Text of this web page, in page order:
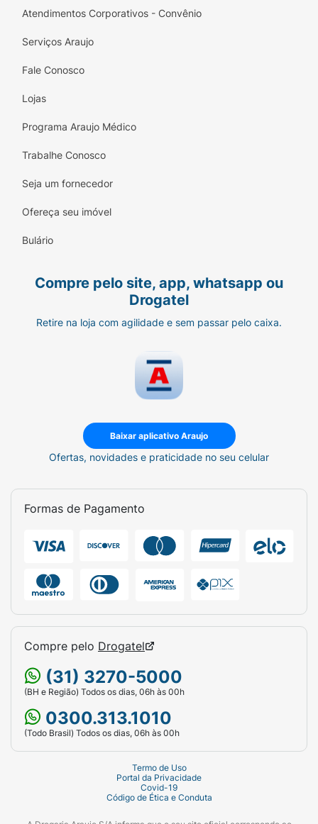
ATENTAMENTE ANTES DE INICIAR O
TRATAMENTO.I- IDENTIFICAÇÃO DO
mg, 100 mg e 200 mg comprimidos
dispersíveis são apresentados em
embalagens contendo 30 comprimidos.
(ACIMA DE 2 ANOS).
COMPOSIÇÃO:
q.s.p.....................................................................................1
comprimido Cada comprimido dispersível de
Lamictal 25 mg contém:
q.s.p*.....................................................................................1
comprimido Cada comprimido dispersível de
Lamictal 50 mg contém:
mg excipientes
q.s.p*.....................................................................................1
comprimido
Cada comprimido dispersível de Lamictal 100
mg contém:
mg excipientes
comprimido
200 mg contém:
q.s.p........................................................................................1
comprimido
Excipientes: carbonato de cálcio,
hidroxipropilcelulose, silicato de alumínio e
magnésio, amidoglicolato de sódio, povidona,
sacarina sódica, aroma de groselha preta,
estearato de magnésio, e água purificada*. *
eliminada durante o processo de fabricação.
Atendimentos Corporativos - Convênio
Serviços Araujo
Fale Conosco
Lojas
Programa Araujo Médico
Trabalhe Conosco
Seja um fornecedor
Ofereça seu imóvel
Bulário
Compre pelo site, app, whatsapp ou
Drogatel
Retire na loja com agilidade e sem passar pelo caixa.
Baixar aplicativo Araujo
Ofertas, novidades e praticidade no seu celular
Formas de Pagamento
Compre pelo Drogatel
(31) 3270-5000
(BH e Região) Todos os dias, 06h às 00h
0300.313.1010
(Todo Brasil) Todos os dias, 06h às 00h
Termo de Uso
Portal da Privacidade
Covid-19
Código de Ética e Conduta